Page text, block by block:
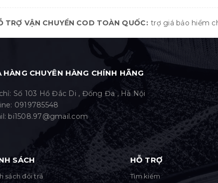
TRỢ VẬN CHUYỂN COD TOÀN QUỐC trợ giá bảo hiểm
HÀNG CHUYÊN HÀNG CHÍNH HÃNG
Số 103 Hồ Đắc Di , Đống Đa , Hà Nội
0919785548
bi1508.97@gmail.com
SÁCH
sách đổi trả
HỖ TRỢ
Tìm kiếm